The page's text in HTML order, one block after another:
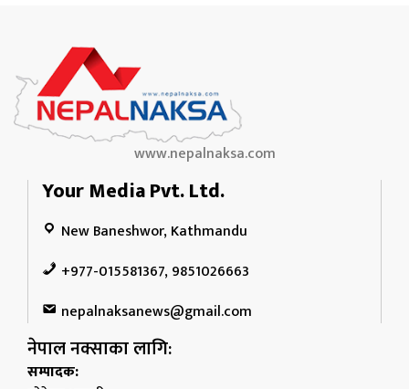
www.nepalnaksa.com
Your Media Pvt. Ltd.
New Baneshwor, Kathmandu
+977-015581367, 9851026663
nepalnaksanews@gmail.com
नेपाल नक्साका लागि:
सम्पादक: